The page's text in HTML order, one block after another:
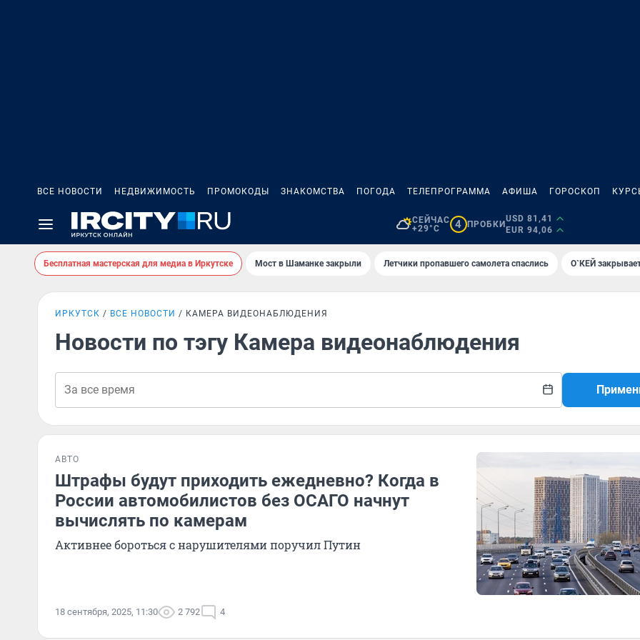
ВСЕ НОВОСТИ НЕДВИЖИМОСТЬ ПРОМОКОДЫ ЗНАКОМСТВА ПОГОДА ТЕЛЕПРОГРАММА АФИША ГОРОСКОП
СЕЙЧАС
+29°C
4 ПРОБКИ
USD 81,41
EUR 94,06
Бесплатная мастерская для медиа в Иркутске Мост в Шаманке закрыли Летчики пропавшего самолета спаслись О`КЕЙ
ИРКУТСК ВСЕ НОВОСТИ КАМЕРА ВИДЕОНАБЛЮДЕНИЯ
Новости по тэгу Камера видеонаблюдения
АВТО
Штрафы будут приходить ежедневно? Когда в
России автомобилистов без ОСАГО начнут
вычислять по камерам
Активнее бороться с нарушителями поручил Путин
18 сентября, 2025, 11:30 2 792 4